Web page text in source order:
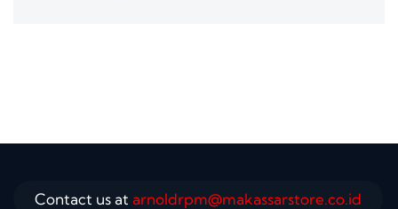
Contact us at arnoldrpm@makassarstore.co.id